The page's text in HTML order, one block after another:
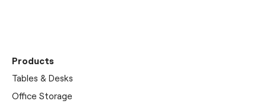
Products
Tables & Desks
Office Storage